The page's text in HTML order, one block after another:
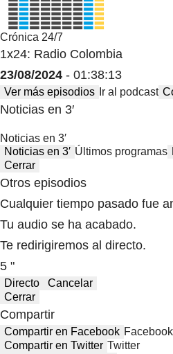
Crónica 24/7
1x24: Radio Colombia
23/08/2024 - 01:38:13
Ver más episodios Ir al podcast
Noticias en 3′
Noticias en 3′
Noticias en 3′ Últimos programas
Cerrar
Otros episodios
Cualquier tiempo pasado fue
Tu audio se ha acabado.
Te redirigiremos al directo.
5 "
Directo
Cancelar
Cerrar
Compartir
Compartir en Facebook Facebook
Compartir en Twitter Twitter